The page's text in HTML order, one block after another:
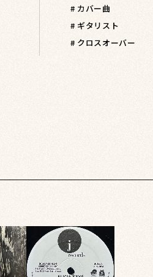
# カバー曲
# ギタリスト
# クロスオーバー